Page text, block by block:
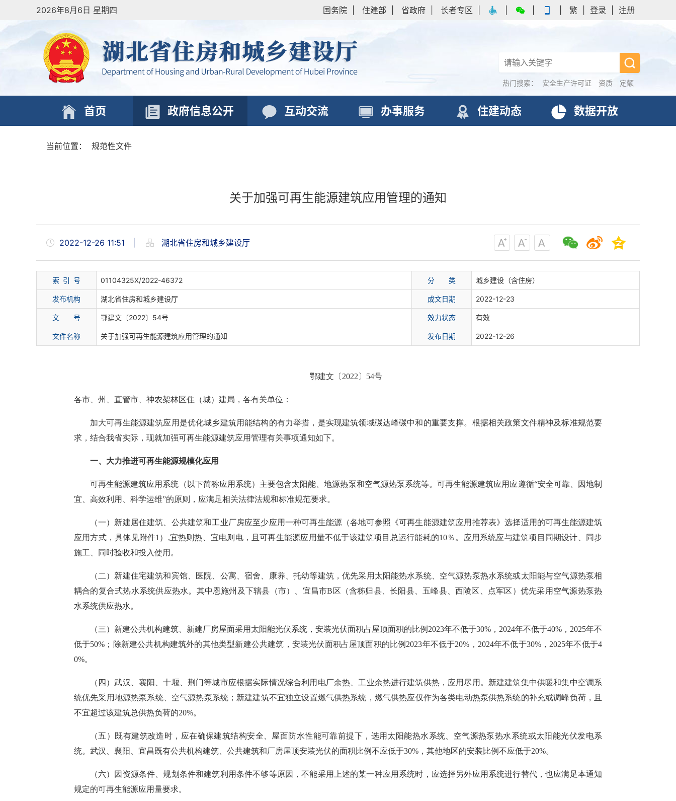
2026年8月6日 星期四 国务院 住建部 省政府 长者专区 繁 登录 注册
热门搜索： 安全生产许可证 资质 定额
首页 政府信息公开 互动交流 办事服务 住建动态 数据开放
当前位置： 规范性文件
关于加强可再生能源建筑应用管理的通知
2022-12-26 11:51 湖北省住房和城乡建设厅
索 引 号 01104325X/2022-46372 分 类 城乡建设（含住房）
发布机构 湖北省住房和城乡建设厅 成文日期 2022-12-23
文 号 鄂建文〔2022〕54号 效力状态 有效
文件名称 关于加强可再生能源建筑应用管理的通知 发布日期 2022-12-26
鄂建文 〔 2022 〕 54号
各市、州、直管市、神农架林区住（城）建局，各有关单位：
加大可再生能源建筑应用是优化城乡建筑用能结构的有力举措，是实现建筑领域碳达峰碳中和的重要支撑。根据相关政策文件精神及标准规范要
求 ，结合我省实际，现就加强可再生能源建筑应用管理有关事项通知如下。
一、 大力推进可再生能源规模化应用
可再生能源建筑应用系统（以下简称应用系统）主要包含太阳能、地源热泵和空气源热泵系统等。可再生能源建筑应用应遵循“安全可靠、因地制
宜、高效利用、科学运维”的原则，应满足相关法律法规和标准规范要求。
（一）新建居住建筑、公共建筑和工业厂房应至少应用一种可再生能源 （各地可参照 《可再生能源建筑应用 推荐表》选择适用的可再生能源建筑
应用方式，具体 见附件1） ,宜热则热、宜电则电， 且可再生能源应用量不低于该建筑项目 总运行能耗的10％。应用系统应与建筑项目 同期设计、同步
施工、同时验收和投入使用。
（二）新建住宅建筑和宾馆、医院、公寓、宿舍、康养、托幼等建筑，优先采用太阳能热水系统、空气源热泵热水系统或太阳能与空气源热泵相
耦合的复合式热水系统供应热水。其中恩施州及下辖县（市） 宜昌市B 区（含秭归县、长阳县、五峰县、西陵区、点军区）优先采用 空气源热泵热
水系统供应热水。
（三）新建公共机构建筑、新建厂房屋面采用太阳能光伏系统， 安装光伏面积占屋顶面积的比例 2023年不低于30%，2024年不低于40%，2025年不
低于50%；除新建公共机构建筑外的其他类型新建公共建筑 ， 安装光伏面积占屋顶面积的比例 2023年不低于20%，2024年不低于30%，2025年不低于4
0%。
（四）武汉、襄阳、十堰、 荆门等城市应根据实际情况综合利用 电厂余热、 工业余热进行建筑供热，应用尽用。新建建筑集中供暖和集中空调系
统优先采用地源热泵系统、空气源热泵系统；新建建筑不宜独立设置燃气供热系统，燃气供热应仅作为各类电动热泵供热系统的补充或调峰负荷，且
不宜超过该建筑总供热负荷的20%。
（五）既有建筑改造时，应在确保建筑结构安全、屋面防水性能可靠前提下 ，选用太阳能热水系统、空气源热泵热水系统或太阳能光伏发电系
统。武汉、襄阳、宜昌既有公共机构建筑、公共建筑和厂房屋顶安装光伏的面积比例不应低于30%，其他地区的安装比例不应低于20%。
（六）因资源条件、规划条件和建筑利用条件不够等原因，不能采用上述的某一种应用系统时，应选择另外应用系统进行替代，也应满足本通知
规定的可再生能源应用量要求。